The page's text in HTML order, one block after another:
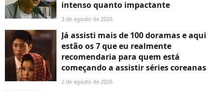
intenso quanto impactante
3 de agosto de 2026
Já assisti mais de 100 doramas e aqui
estão os 7 que eu realmente
recomendaria para quem está
começando a assistir séries coreanas
2 de agosto de 2026